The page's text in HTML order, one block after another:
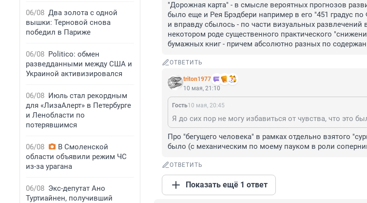
06/08 Два золота с одной
вышки: Терновой снова
победил в Париже
06/08 Politico: обмен
разведданными между США и
Украиной активизировался
06/08 Июль стал рекордным
для «ЛизаАлерт» в Петербурге
и Ленобласти по
потерявшимся
06/08
В Смоленской
области объявили режим ЧС
из-за урагана
06/08 Экс-депутат Ано
Туртиайнен, получивший
"Дорожная карта" - в смысле вероятных прогнозов
было еще и Рея Брэдбери например в его "451 градус по
и вправду сбылось - по части визуальных развлечений
некотором роде существенного практического
бумажных книг - причем абсолютно разных по
ОТВЕТИТЬ
triton1977
10 мая, 21:10
Гость10 мая, 20:45
Про "бегущего человека" в рамках отдельно взятого
было (с механическим по моему пауком в роли
ОТВЕТИТЬ
Показать ещё 1 ответ